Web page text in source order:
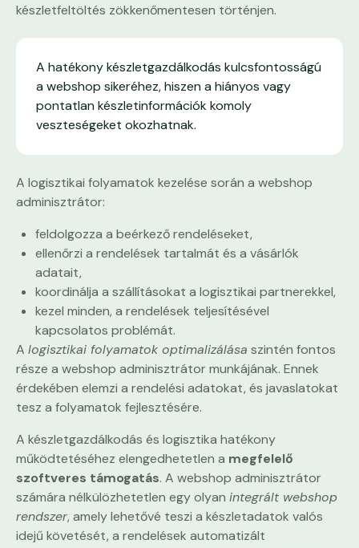
készletfeltöltés zökkenőmentesen történjen.
A hatékony készletgazdálkodás kulcsfontosságú
a webshop sikeréhez, hiszen a hiányos vagy
pontatlan készletinformációk komoly
veszteségeket okozhatnak.
A logisztikai folyamatok kezelése során a webshop
adminisztrátor:
feldolgozza a beérkező rendeléseket,
ellenőrzi a rendelések tartalmát és a vásárlók
adatait,
koordinálja a szállításokat a logisztikai partnerekkel,
kezel minden, a rendelések teljesítésével
kapcsolatos problémát.
A logisztikai folyamatok optimalizálása szintén fontos
része a webshop adminisztrátor munkájának. Ennek
érdekében elemzi a rendelési adatokat, és javaslatokat
tesz a folyamatok fejlesztésére.
A készletgazdálkodás és logisztika hatékony
működtetéséhez elengedhetetlen a megfelelő
szoftveres támogatás. A webshop adminisztrátor
számára nélkülözhetetlen egy olyan integrált webshop
rendszer, amely lehetővé teszi a készletadatok valós
idejű követését, a rendelések automatizált